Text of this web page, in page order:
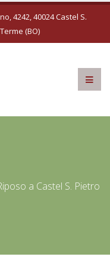
4242, 40024 Castel S.
(BO)
a Castel S. Pietro